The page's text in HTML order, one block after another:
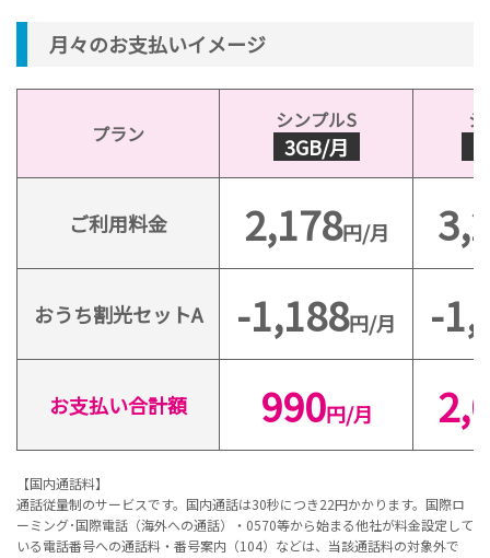
月々のお支払いイメージ
プラン
シンプルS
3GB/月
ご利用料金 2,178円/月
おうち割光セットA -1,188円/月 -
お支払い合計額 990円/月
【国内通話料】
通話従量制のサービスです。国内通話は30秒につき22円かかります。国際ロ
ーミング･国際電話（海外への通話）・0570等から始まる他社が料金設定して
いる電話番号への通話料・番号案内（104）などは、当該通話料の対象外で